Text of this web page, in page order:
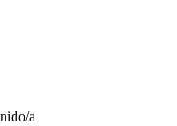
a